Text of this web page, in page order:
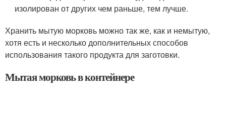
изолирован от других чем раньше, тем лучше.
Хранить мытую морковь можно так же, как и немытую,
хотя есть и несколько дополнительных способов
использования такого продукта для заготовки.
Мытая морковь в контейнере